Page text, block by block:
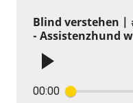
Blind verstehen |
- Assistenzhund
00:00